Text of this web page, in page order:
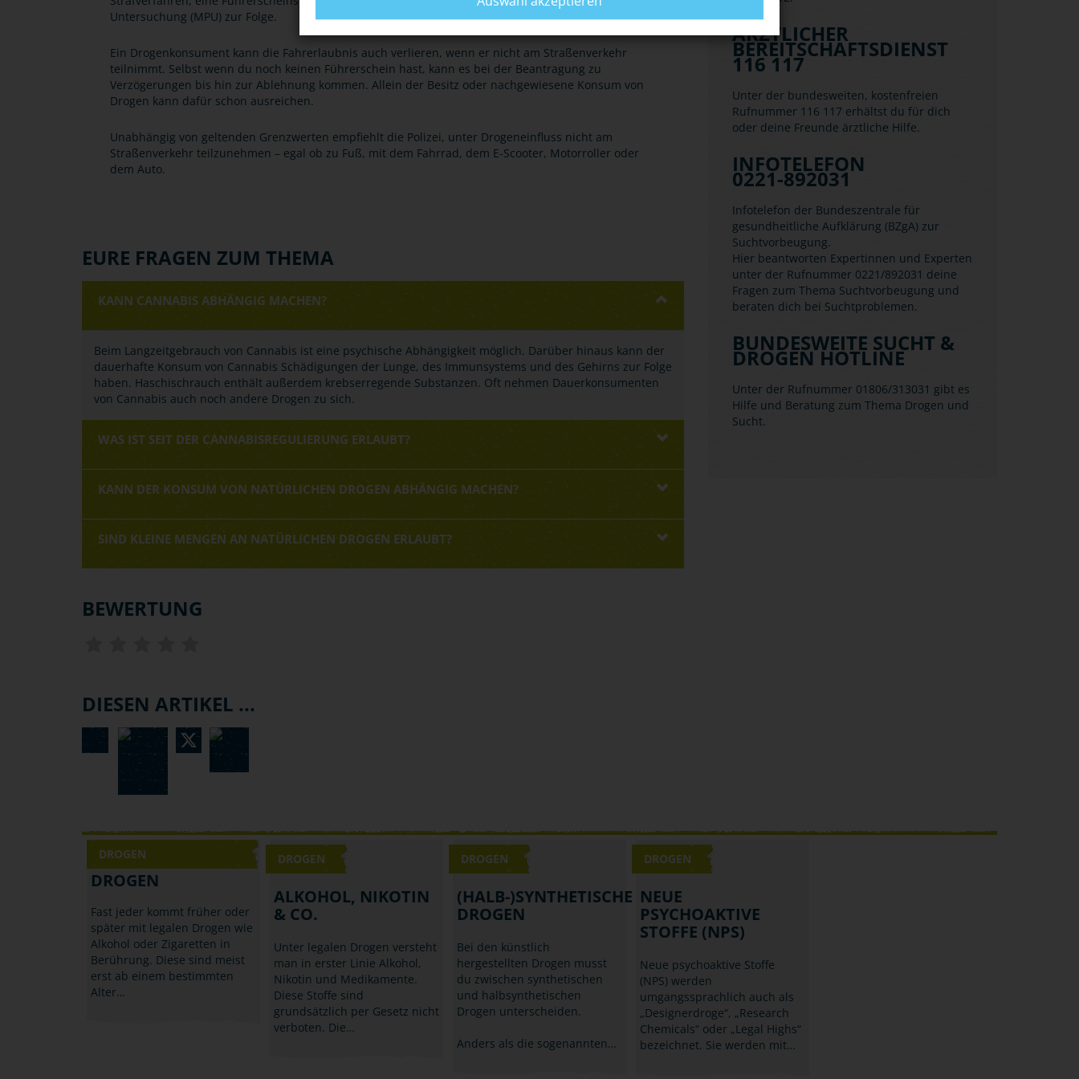
Untersuchung (MPU) zur Folge.
Ein Drogenkonsument kann die Fahrerlaubnis auch verlieren, wenn er nicht am Straßenverkehr
teilnimmt. Selbst wenn du noch keinen Führerschein hast, kann es bei der Beantragung zu
Verzögerungen bis hin zur Ablehnung kommen. Allein der Besitz oder nachgewiesene Konsum von
Drogen kann dafür schon ausreichen.
Unabhängig von geltenden Grenzwerten empfiehlt die Polizei, unter Drogeneinfluss nicht am
Straßenverkehr teilzunehmen – egal ob zu Fuß, mit dem Fahrrad, dem E-Scooter, Motorroller oder
dem Auto.
EURE FRAGEN ZUM THEMA
KANN CANNABIS ABHÄNGIG MACHEN?
Beim Langzeitgebrauch von Cannabis ist eine psychische Abhängigkeit möglich. Darüber hinaus kann der
dauerhafte Konsum von Cannabis Schädigungen der Lunge, des Immunsystems und des Gehirns zur Folge
haben. Haschischrauch enthält außerdem krebserregende Substanzen. Oft nehmen Dauerkonsumenten
von Cannabis auch noch andere Drogen zu sich.
WAS IST SEIT DER CANNABISREGULIERUNG ERLAUBT?
KANN DER KONSUM VON NATÜRLICHEN DROGEN ABHÄNGIG MACHEN?
SIND KLEINE MENGEN AN NATÜRLICHEN DROGEN ERLAUBT?
BEWERTUNG
DIESEN ARTIKEL ...
ÄRZTLICHER
BEREITSCHAFTSDIENST
116 117
Unter der bundesweiten, kostenfreien
Rufnummer 116 117 erhältst du für dich
oder deine Freunde ärztliche Hilfe.
INFOTELEFON
0221-892031
Infotelefon der Bundeszentrale für
gesundheitliche Aufklärung (BZgA) zur
Suchtvorbeugung.
Hier beantworten Expertinnen und Experten
unter der Rufnummer 0221/892031 deine
Fragen zum Thema Suchtvorbeugung und
beraten dich bei Suchtproblemen.
BUNDESWEITE SUCHT &
DROGEN HOTLINE
Unter der Rufnummer 01806/313031 gibt es
Hilfe und Beratung zum Thema Drogen und
Sucht.
DROGEN
DROGEN
Fast jeder kommt früher oder
später mit legalen Drogen wie
Alkohol oder Zigaretten in
Berührung. Diese sind meist
erst ab einem bestimmten
Alter…
DROGEN
ALKOHOL, NIKOTIN
& CO.
Unter legalen Drogen versteht
man in erster Linie Alkohol,
Nikotin und Medikamente.
Diese Stoffe sind
grundsätzlich per Gesetz nicht
verboten. Die…
DROGEN
(HALB-)SYNTHETISCHE
DROGEN
Bei den künstlich
hergestellten Drogen musst
du zwischen synthetischen
und halbsynthetischen
Drogen unterscheiden.
Anders als die sogenannten…
DROGEN
NEUE
PSYCHOAKTIVE
STOFFE (NPS)
Neue psychoaktive Stoffe
(NPS) werden
umgangssprachlich auch als
„Designerdroge“, „Research
Chemicals“ oder „Legal Highs“
bezeichnet. Sie werden mit…